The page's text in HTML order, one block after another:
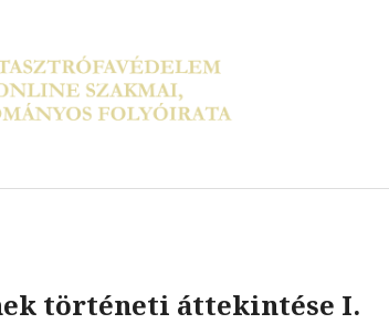
történeti áttekintése I.